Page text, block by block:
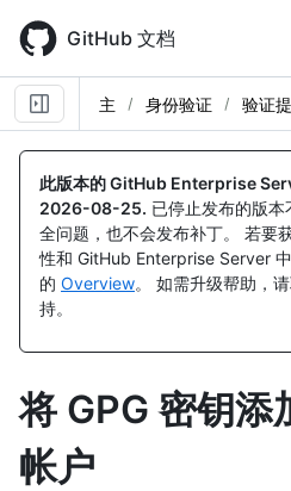
main
content
GitHub 文档
主 身份验证 验证
此版本的 GitHub Enterprise
2026-08-25. 已停止发布的版
全问题，也不会发布补丁。 若要
性和 GitHub Enterprise Server
的 Overview。 如需升级帮助，
持。
将 GPG 密钥
帐户